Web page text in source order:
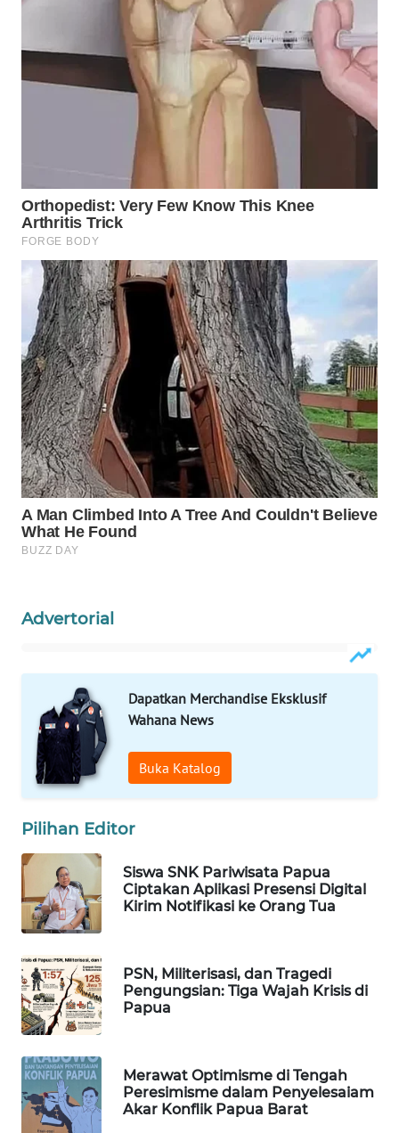
Advertorial
Dapatkan Merchandise Eksklusif
Wahana News
Buka Katalog
Pilihan Editor
Siswa SNK Pariwisata Papua
Ciptakan Aplikasi Presensi Digital
Kirim Notifikasi ke Orang Tua
PSN, Militerisasi, dan Tragedi
Pengungsian: Tiga Wajah Krisis di
Papua
Merawat Optimisme di Tengah
Peresimisme dalam Penyelesaiam
Akar Konflik Papua Barat
Wahana
WAHANA
TANI
WAHANA
ADVOKAT
WAHANA
INFRASTRUKTUR
WAHANA
KONSUMEN
WAHANA
LISTRIK
WAHANA
WAHANA
TV
WAHANANEWS
ID
WAHANANEWS
CO ID
NET
WAHANA
SPORT
UMKM
WAHANA
SELEB
WAHANA
PERSONA